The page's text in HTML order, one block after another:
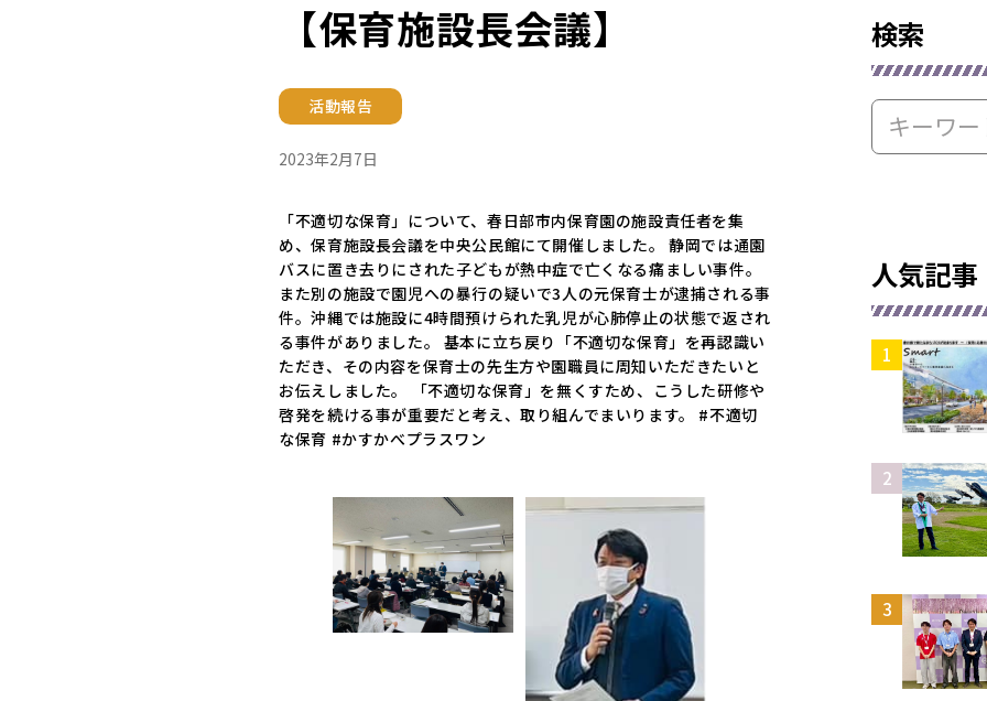
【保育施設長会議】
活動報告
2023年2月7日
「不適切な保育」について、春日部市内保育園の施設責任者を集
め、保育施設長会議を中央公民館にて開催しました。 静岡では通園
バスに置き去りにされた子どもが熱中症で亡くなる痛ましい事件。
また別の施設で園児への暴行の疑いで3人の元保育士が逮捕される事
件。沖縄では施設に4時間預けられた乳児が心肺停止の状態で返され
る事件がありました。 基本に立ち戻り「不適切な保育」を再認識い
ただき、その内容を保育士の先生方や園職員に周知いただきたいと
お伝えしました。 「不適切な保育」を無くすため、こうした研修や
啓発を続ける事が重要だと考え、取り組んでまいります。 #不適切
な保育 #かすかべプラスワン
検索
人気記事